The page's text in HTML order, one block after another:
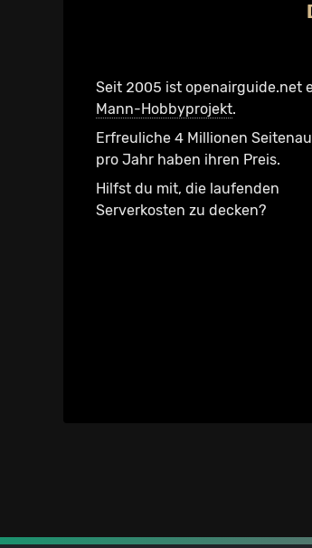
Seit 2005 ist openairguide.net
Mann-Hobbyprojekt.
Erfreuliche 4 Millionen
pro Jahr haben ihren Preis.
Hilfst du mit, die laufenden
Serverkosten zu decken?